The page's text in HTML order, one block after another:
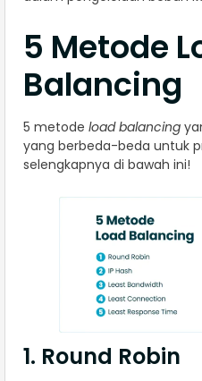
5 Metode
Balancing
5 metode load balancing
yang berbeda-beda untuk
selengkapnya di bawah ini!
1. Round Robin